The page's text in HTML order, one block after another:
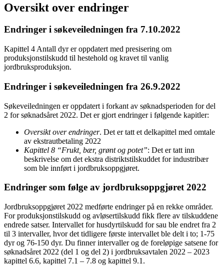
Oversikt over endringer
Endringer i søkeveiledningen fra 7.10.2022
Kapittel 4 Antall dyr er oppdatert med presisering om
produksjonstilskudd til hestehold og kravet til vanlig
jordbruksproduksjon.
Endringer i søkeveiledningen fra 26.9.2022
Søkeveiledningen er oppdatert i forkant av søknadsperioden for del
2 for søknadsåret 2022. Det er gjort endringer i følgende kapitler:
Oversikt over endringer. Det er tatt et delkapittel med omtale
av ekstrautbetaling 2022
Kapittel 8 “Frukt, bær, grønt og potet”: Det er tatt inn
beskrivelse om det ekstra distriktstilskuddet for industribær
som ble innført i jordbruksoppgjøret.
Endringer som følge av jordbruksoppgjøret 2022
Jordbruksoppgjøret 2022 medførte endringer på en rekke områder.
For produksjonstilskudd og avløsertilskudd fikk flere av tilskuddene
endrede satser. Intervallet for husdyrtilskudd for sau ble endret fra 2
til 3 intervaller, hvor det tidligere første intervallet ble delt i to; 1-75
dyr og 76-150 dyr. Du finner intervaller og de foreløpige satsene for
søknadsåret 2022 (del 1 og del 2) i jordbruksavtalen 2022 – 2023
kapittel 6.6, kapittel 7.1 – 7.8 og kapittel 9.1.